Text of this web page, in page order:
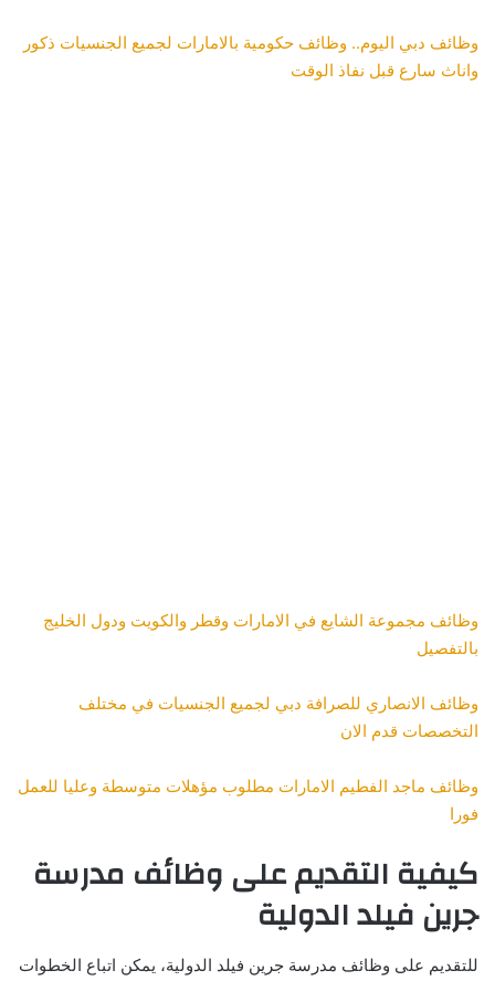
وظائف دبي اليوم.. وظائف حكومية بالامارات لجميع الجنسيات ذكور
واناث سارع قبل نفاذ الوقت
وظائف مجموعة الشايع في الامارات وقطر والكويت ودول الخليج
بالتفصيل
وظائف الانصاري للصرافة دبي لجميع الجنسيات في مختلف
التخصصات قدم الان
وظائف ماجد الفطيم الامارات مطلوب مؤهلات متوسطة وعليا للعمل
فورا
كيفية التقديم على وظائف مدرسة
جرين فيلد الدولية
للتقديم على وظائف مدرسة جرين فيلد الدولية، يمكن اتباع الخطوات